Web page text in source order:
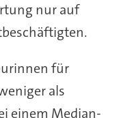
nur auf
für
als
einem Median-